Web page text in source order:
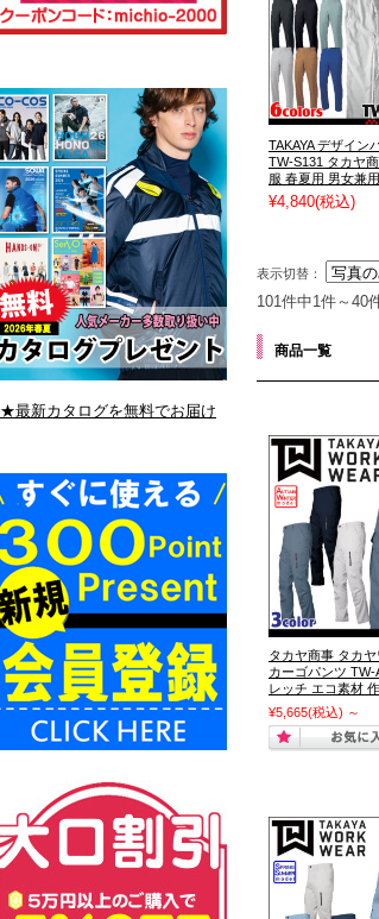
TAKAYA デザイン
TW-S131 タカヤ
服 春夏用 男女兼用
¥4,840(税込)
表示切替：
101件中1件～40
商品一覧
タカヤ商事 タカ
カーゴパンツ TW-
レッチ エコ素材
¥5,665(税込) ～
★最新カタログを無料でお届け